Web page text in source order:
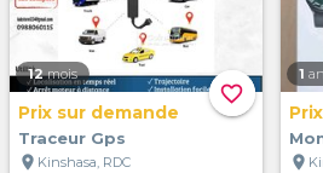
favorite_border
12 mois
Prix sur demande
Traceur Gps
location_on Kinshasa, RDC
1
location_on